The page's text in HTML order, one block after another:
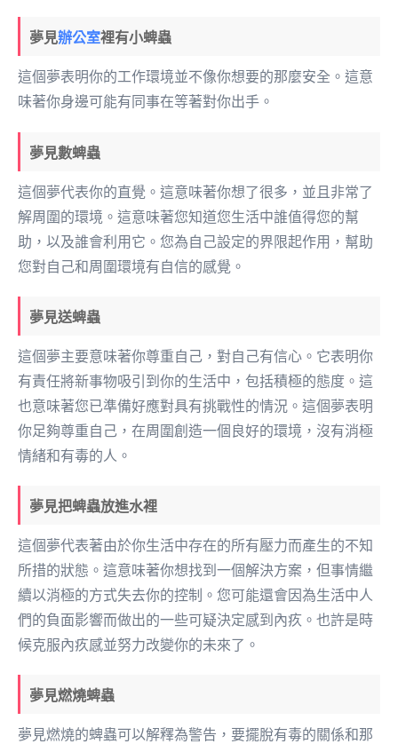
夢見辦公室裡有小蜱蟲
這個夢表明你的工作環境並不像你想要的那麼安全。這意
味著你身邊可能有同事在等著對你出手。
夢見數蜱蟲
這個夢代表你的直覺。這意味著你想了很多，並且非常了
解周圍的環境。這意味著您知道您生活中誰值得您的幫
助，以及誰會利用它。您為自己設定的界限起作用，幫助
您對自己和周圍環境有自信的感覺。
夢見送蜱蟲
這個夢主要意味著你尊重自己，對自己有信心。它表明你
有責任將新事物吸引到你的生活中，包括積極的態度。這
也意味著您已準備好應對具有挑戰性的情況。這個夢表明
你足夠尊重自己，在周圍創造一個良好的環境，沒有消極
情緒和有毒的人。
夢見把蜱蟲放進水裡
這個夢代表著由於你生活中存在的所有壓力而產生的不知
所措的狀態。這意味著你想找到一個解決方案，但事情繼
續以消極的方式失去你的控制。您可能還會因為生活中人
們的負面影響而做出的一些可疑決定感到內疚。也許是時
候克服內疚感並努力改變你的未來了。
夢見燃燒蜱蟲
夢見燃燒的蜱蟲可以解釋為警告，要擺脫有毒的關係和那